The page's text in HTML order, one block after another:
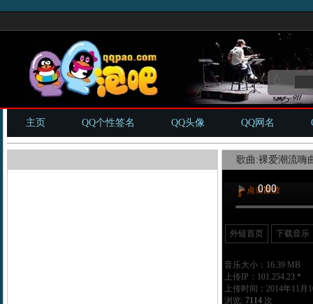
主页 QQ个性签名 QQ头像 QQ网名
歌曲:裸爱潮流嗨
外链首页 下载音乐
音乐大小：16.39 MB
上传IP：101.254.23.*
上传时间：2014年11月
浏览: 7114次